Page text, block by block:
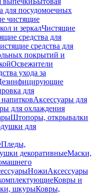
для посудомоечных
чистящие
и зеркалЧистящие
средства для
средства для
покрытий и
Освежители
ухода за
для
Аксессуары для
для охлаждения
Штопоры, открывалки
для
Пледы,
декоративныеМаски,
НожиАксессуары
Ковры и
шкурыКовры,